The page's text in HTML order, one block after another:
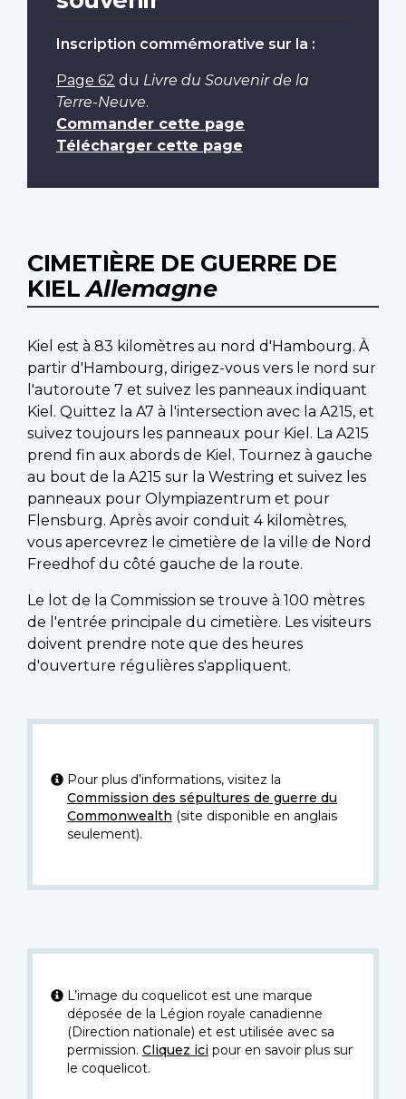
Inscription commémorative sur la :
Page 62 du Livre du Souvenir de la
Terre-Neuve.
Commander cette page
Télécharger cette page
CIMETIÈRE DE GUERRE DE
KIELAllemagne
Kiel est à 83 kilomètres au nord d'Hambourg. À
partir d'Hambourg, dirigez-vous vers le nord sur
l'autoroute 7 et suivez les panneaux indiquant
Kiel. Quittez la A7 à l'intersection avec la A215, et
suivez toujours les panneaux pour Kiel. La A215
prend fin aux abords de Kiel. Tournez à gauche
au bout de la A215 sur la Westring et suivez les
panneaux pour Olympiazentrum et pour
Flensburg. Après avoir conduit 4 kilomètres,
vous apercevrez le cimetière de la ville de Nord
Freedhof du côté gauche de la route.
Le lot de la Commission se trouve à 100 mètres
de l'entrée principale du cimetière. Les visiteurs
doivent prendre note que des heures
d'ouverture régulières s'appliquent.
Pour plus d’informations, visitez la
Commission des sépultures de guerre du
Commonwealth (site disponible en anglais
seulement).
L’image du coquelicot est une marque
déposée de la Légion royale canadienne
(Direction nationale) et est utilisée avec sa
permission. Cliquez icipour en savoir plus sur
le coquelicot.